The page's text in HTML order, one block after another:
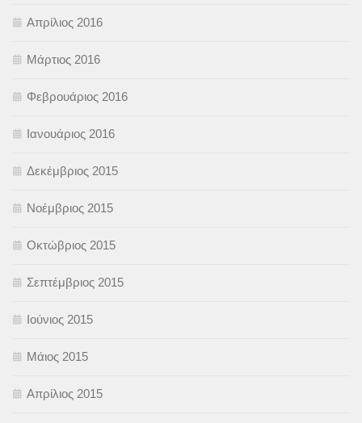
Απρίλιος 2016
Μάρτιος 2016
Φεβρουάριος 2016
Ιανουάριος 2016
Δεκέμβριος 2015
Νοέμβριος 2015
Οκτώβριος 2015
Σεπτέμβριος 2015
Ιούνιος 2015
Μάιος 2015
Απρίλιος 2015